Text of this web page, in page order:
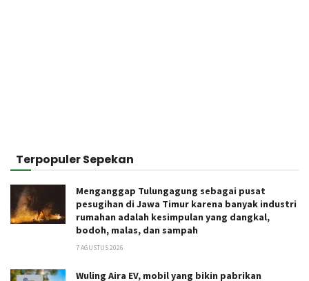
Terpopuler Sepekan
Menganggap Tulungagung sebagai pusat
pesugihan di Jawa Timur karena banyak industri
rumahan adalah kesimpulan yang dangkal,
bodoh, malas, dan sampah
7 AGUSTUS 2026
Wuling Aira EV, mobil yang bikin pabrikan